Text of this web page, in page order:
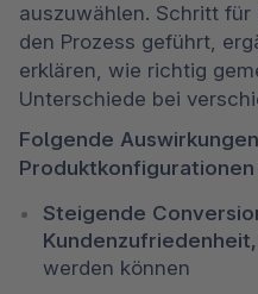
auszuwählen. Schritt
den Prozess geführt,
erklären, wie richtig
Unterschiede bei
Folgende
Steigende
Kundenzufriedenheit,
werden können